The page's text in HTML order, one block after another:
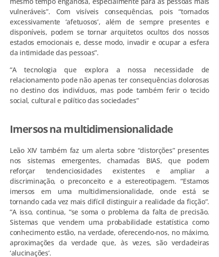
vulneráveis”. Com visíveis consequências, pois “tornados
excessivamente ‘afetuosos’, além de sempre presentes e
disponíveis, podem se tornar arquitetos ocultos dos nossos
estados emocionais e, desse modo, invadir e ocupar a esfera
da intimidade das pessoas”.
“A tecnologia que explora a nossa necessidade de
relacionamento pode não apenas ter consequências dolorosas
no destino dos indivíduos, mas pode também ferir o tecido
social, cultural e político das sociedades”
Imersos na multidimensionalidade
Leão XIV também faz um alerta sobre “distorções” presentes
nos sistemas emergentes, chamadas BIAS, que podem
reforçar tendenciosidades existentes e ampliar a
discriminação, o preconceito e a estereotipagem. “Estamos
imersos em uma multidimensionalidade, onde está se
tornando cada vez mais difícil distinguir a realidade da ficção”.
“A isso, continua, “se soma o problema da falta de precisão.
Sistemas que vendem uma probabilidade estatística como
conhecimento estão, na verdade, oferecendo-nos, no máximo,
aproximações da verdade que, às vezes, são verdadeiras
‘alucinações’.